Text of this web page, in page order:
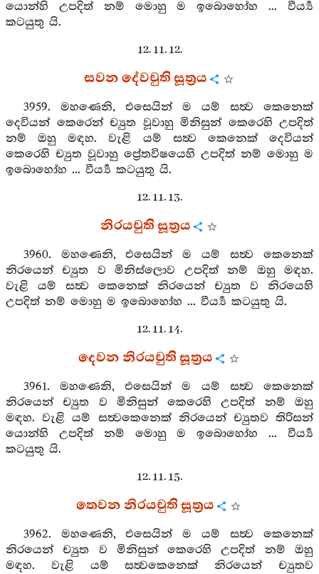
යොන්හි උපදිත් නම් මොහු ම ඉබොහෝහ ... වීර්‍ය්‍ය
කටයුතු යි.
12. 11. 12.
සවන දේවචුති සූත්‍රය
3959. මහණෙනි, එසෙයින් ම යම් සත්‍ව කෙනෙක්
දෙවියන් කෙරෙන් ච්‍යුත වූවාහු මිනිසුන් කෙරෙහි උපදිත්
නම් ඔහු මඳහ. වැළි යම් සත්‍ව කෙනෙක් දෙවියන්
කෙරෙහි ච්‍යුත වූවාහු ප්‍රේතවිෂයෙහි උපදිත් නම් මොහු ම
ඉබොහෝහ ... වීර්‍ය්‍ය කටයුතු යි.
12. 11. 13.
නිරයචුති සූත්‍රය
3960. මහණෙනි, එසෙයින් ම යම් සත්‍ව කෙනෙක්
නිරයෙන් ච්‍යුත ව මිනිස්ලොව උපදිත් නම් ඔහු මඳහ.
වැළි යම් සත්‍ව කෙනෙක් නිරයෙන් ච්‍යුත ව නිරයෙහි
උපදිත් නම් මොහු ම ඉබොහෝහ ... වීර්‍ය්‍ය කටයුතු යි.
12. 11. 14.
දෙවන නිරයචුති සූත්‍රය
3961. මහණෙනි, එසෙයින් ම යම් සත්‍ව කෙනෙක්
නිරයෙන් ච්‍යුත ව මිනිසුන් කෙරෙහි උපදිත් නම් ඔහු
මඳහ. වැළි යම් සත්‍වකෙනෙක් නිරයෙන් ච්‍යුතව තිරිසන්
යොන්හි උපදිත් නම් මොහු ම ඉබොහෝහ ... වීර්‍ය්‍ය
කටයුතු යි.
12. 11. 15.
තෙවන නිරයචුති සූත්‍රය
3962. මහණෙනි, එසෙයින් ම යම් සත්‍ව කෙනෙක්
නිරයෙන් ච්‍යුත ව මිනිසුන් කෙරෙහි උපදිත් නම් ඔහු
මඳහ. වැළි යම් සත්‍වකෙනෙක් නිරයෙන් ච්‍යුතව